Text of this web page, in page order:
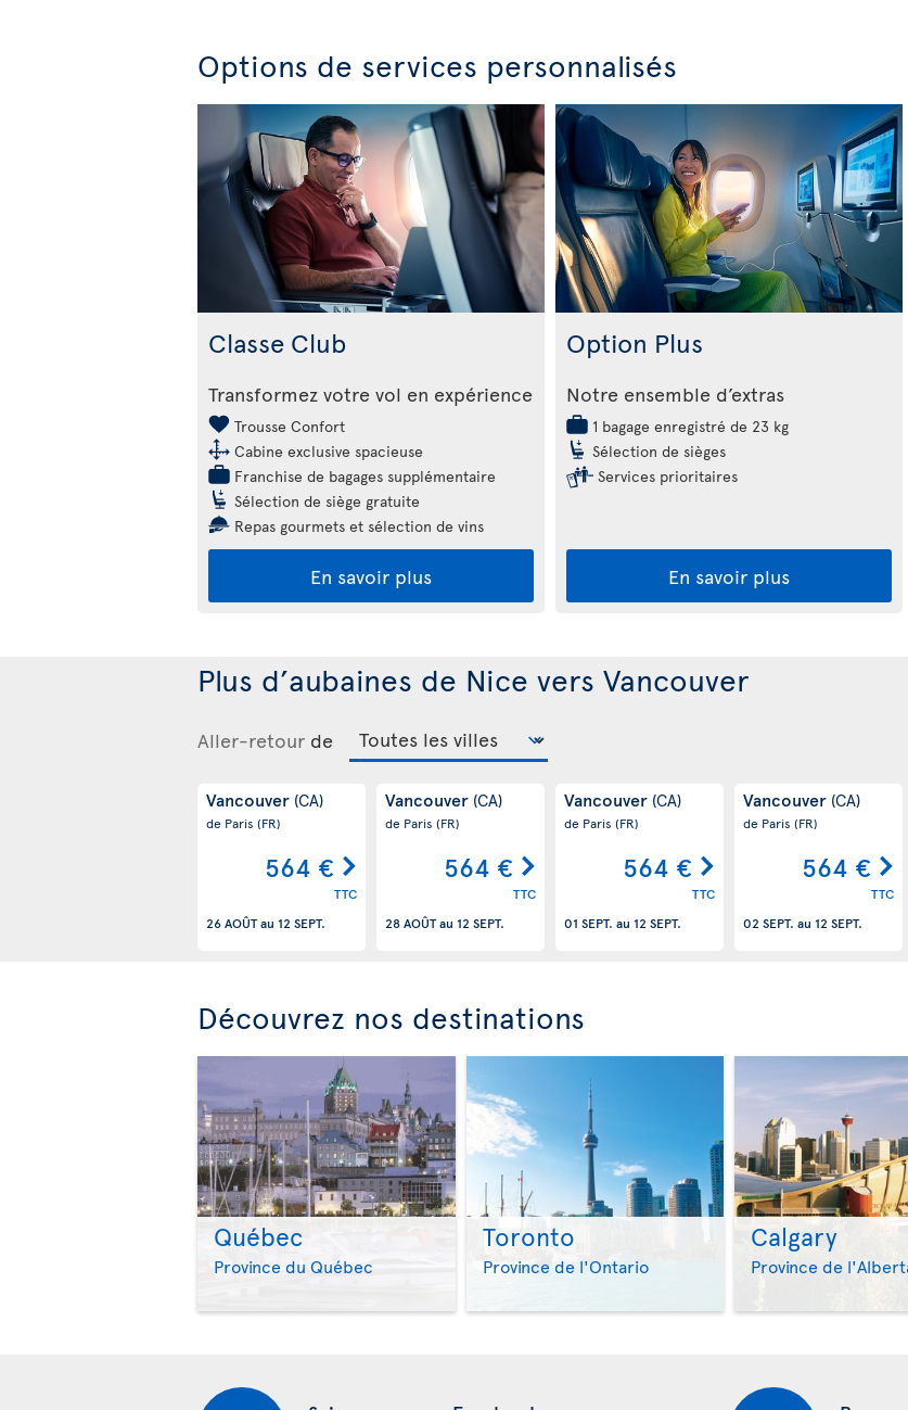
Options de services personnalisés
Classe Club
Transformez votre vol en expérience
Trousse Confort
Cabine exclusive spacieuse
Franchise de bagages supplémentaire
Sélection de siège gratuite
Repas gourmets et sélection de vins
En savoir plus
Option Plus
Notre ensemble d’extras
1 bagage enregistré de 23 kg
Sélection de sièges
Services prioritaires
En savoir plus
Plus d’aubaines de Nice vers Vancouver
Aller-retour de
Vancouver (CA)
de Paris (FR)
564 €
TTC
26 AOÛTau 12 SEPT.
Vancouver (CA)
de Paris (FR)
564 €
TTC
28 AOÛTau 12 SEPT.
Vancouver (CA)
de Paris (FR)
564 €
TTC
01 SEPT. au 12 SEPT.
Vancouver (CA)
de Paris (FR)
564 €
TTC
02 SEPT. au 12 SEPT.
Découvrez nos destinations
Québec
Province du Québec >
Toronto
Province de l'Ontario >
Calgary
Province de